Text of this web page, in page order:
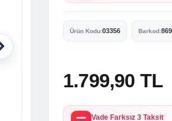
Ürün Kodu:03356 Barkod:
1.799,90 TL
Vade Farksız 3 Taksit